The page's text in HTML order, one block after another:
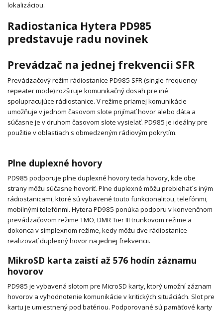
lokalizáciou.
Radiostanica Hytera PD985
predstavuje radu novinek
Prevádzač na jednej frekvencii SFR
Prevádzačový režim rádiostanice PD985 SFR (single-frequency
repeater mode) rozširuje komunikačný dosah pre iné
spolupracujúce rádiostanice. V režime priamej komunikácie
umožňuje v jednom časovom slote prijímať hovor alebo dáta a
súčasne je v druhom časovom slote vysielať. PD985 je ideálny pre
použitie v oblastiach s obmedzeným rádiovým pokrytím.
Plne duplexné hovory
PD985 podporuje plne duplexné hovory teda hovory, kde obe
strany môžu súčasne hovoriť. Plne duplexné môžu prebiehať s iným
rádiostanicami, ktoré sú vybavené touto funkcionalitou, telefónmi,
mobilnými telefónmi. Hytera PD985 ponúka podporu v konvenčnom
prevádzačovom režime TMO, DMR Tier III trunkovom režime a
dokonca v simplexnom režime, kedy môžu dve rádiostanice
realizovať duplexný hovor na jednej frekvencii.
MikroSD karta zaistí až 576 hodín záznamu
hovorov
PD985 je vybavená slotom pre MicroSD karty, ktorý umožní záznam
hovorov a vyhodnotenie komunikácie v kritických situáciách. Slot pre
kartu je umiestnený pod batériou. Podporované sú pamäťové karty